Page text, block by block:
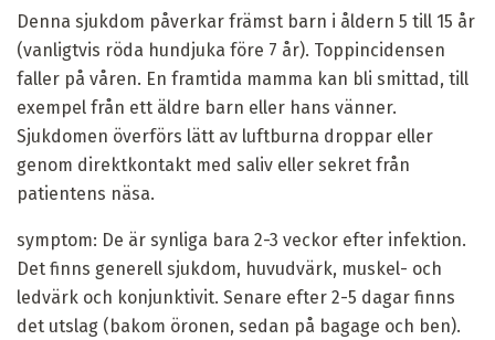
Denna sjukdom påverkar främst barn i åldern 5 till 15 år
(vanligtvis röda hundjuka före 7 år). Toppincidensen
faller på våren. En framtida mamma kan bli smittad, till
exempel från ett äldre barn eller hans vänner.
Sjukdomen överförs lätt av luftburna droppar eller
genom direktkontakt med saliv eller sekret från
patientens näsa.
symptom: De är synliga bara 2-3 veckor efter infektion.
Det finns generell sjukdom, huvudvärk, muskel- och
ledvärk och konjunktivit. Senare efter 2-5 dagar finns
det utslag (bakom öronen, sedan på bagage och ben).